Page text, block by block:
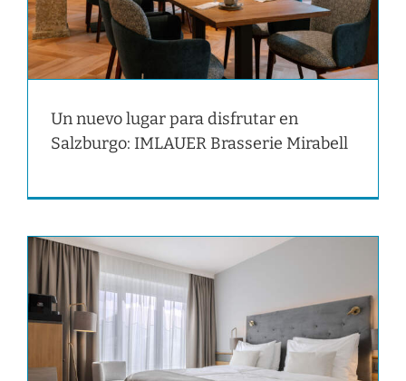
Un nuevo lugar para disfrutar en
Salzburgo: IMLAUER Brasserie Mirabell